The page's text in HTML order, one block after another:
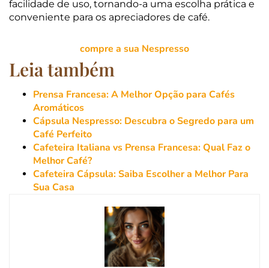
facilidade de uso, tornando-a uma escolha prática e
conveniente para os apreciadores de café.
compre a sua Nespresso
Leia também
Prensa Francesa: A Melhor Opção para Cafés
Aromáticos
Cápsula Nespresso: Descubra o Segredo para um
Café Perfeito
Cafeteira Italiana vs Prensa Francesa: Qual Faz o
Melhor Café?
Cafeteira Cápsula: Saiba Escolher a Melhor Para
Sua Casa